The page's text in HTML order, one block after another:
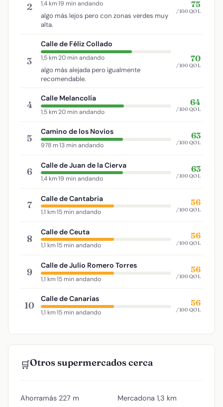
2 1,4 km·19 min andando
algo más lejos pero con zonas verdes muy
alta.
75
/100 QOL
3
Calle de Féliz Collado
1,5 km·20 min andando
algo más alejada pero igualmente
recomendable.
70
/100 QOL
4
Calle Melancolía
1,5 km·20 min andando
64
/100 QOL
5
Camino de los Novios
978 m·13 min andando
63
/100 QOL
6
Calle de Juan de la Cierva
1,4 km·19 min andando
63
/100 QOL
7
Calle de Cantabria
1,1 km·15 min andando
56
/100 QOL
8
Calle de Ceuta
1,1 km·15 min andando
56
/100 QOL
9
Calle de Julio Romero Torres
1,1 km·15 min andando
56
/100 QOL
10
Calle de Canarias
1,1 km·15 min andando
56
/100 QOL
🛒Otros supermercados cerca
Ahorramás 227 m Mercadona 1,3 km